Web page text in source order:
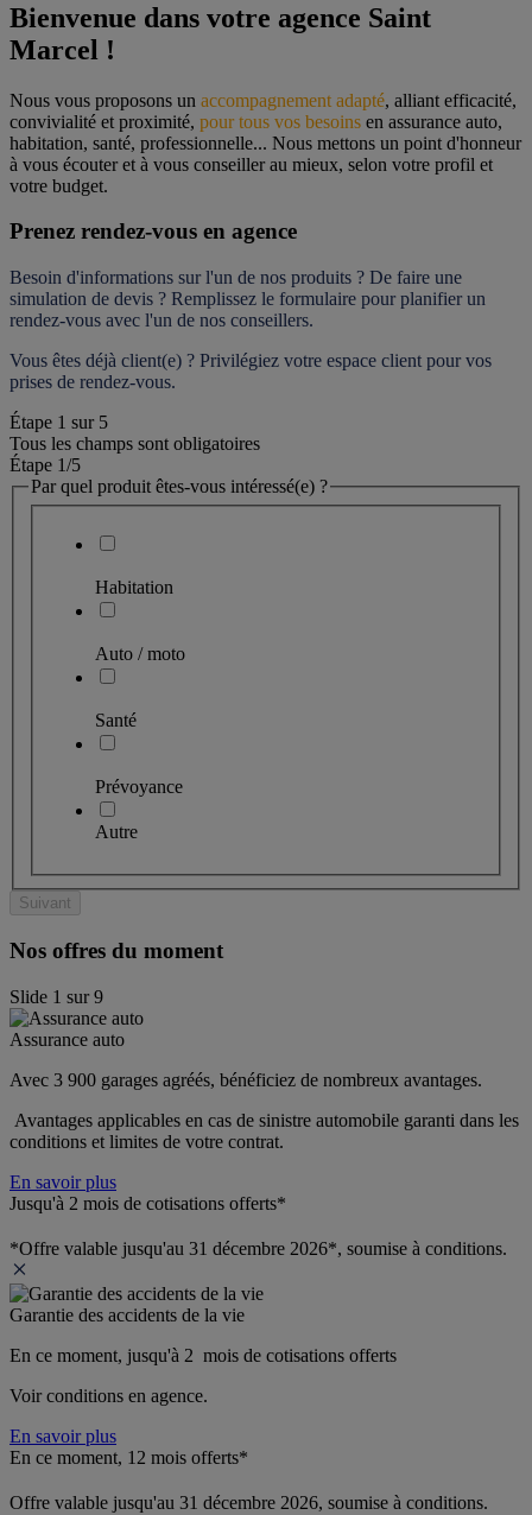
Bienvenue dans votre agence Saint
Marcel !
Nous vous proposons un accompagnement adapté, alliant efficacité,
convivialité et proximité, pour tous vos besoins en assurance auto,
habitation, santé, professionnelle... Nous mettons un point d'honneur
à vous écouter et à vous conseiller au mieux, selon votre profil et
votre budget.
Prenez rendez-vous en agence
Besoin d'informations sur l'un de nos produits ? De faire une
simulation de devis ? Remplissez le formulaire pour planifier un
rendez-vous avec l'un de nos conseillers.
Vous êtes déjà client(e) ? Privilégiez votre espace client pour vos
prises de rendez-vous.
Étape 1 sur 5
Tous les champs sont obligatoires
Étape 1/5
Par quel produit êtes-vous intéressé(e) ?
Habitation
Auto / moto
Santé
Prévoyance
Autre
Suivant
Nos offres du moment
Slide 1 sur9
Assurance auto
Avec 3 900 garages agréés, bénéficiez de nombreux avantages.
Avantages applicables en cas de sinistre automobile garanti dans les
conditions et limites de votre contrat.
En savoir plus
Jusqu'à 2 mois de cotisations offerts*
*Offre valable jusqu'au 31 décembre 2026*, soumise à conditions.
Garantie des accidents de la vie
En ce moment, jusqu'à 2  mois de cotisations offerts
Voir conditions en agence.
En savoir plus
En ce moment, 12 mois offerts*
Offre valable jusqu'au 31 décembre 2026, soumise à conditions.